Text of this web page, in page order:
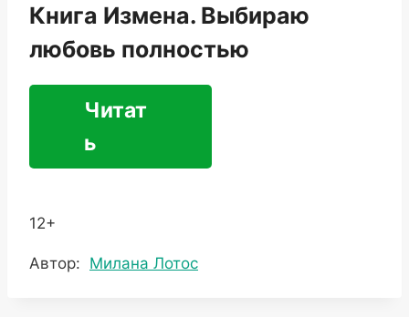
Книга Измена. Выбираю
любовь полностью
Читат
ь
12+
Метки
Автор: Милана Лотос